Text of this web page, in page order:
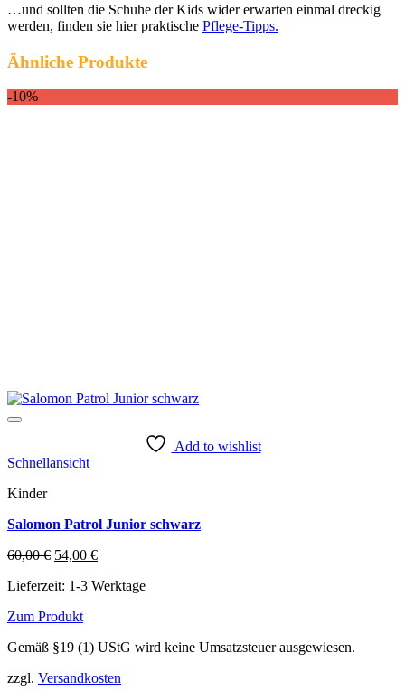
…und sollten die Schuhe der Kids wider erwarten einmal dreckig
werden, finden sie hier praktische Pflege-Tipps.
Ähnliche Produkte
-10%
Add to wishlist
Schnellansicht
Kinder
Salomon Patrol Junior schwarz
60,00€ Ursprünglicher
war:
54,00 €Aktueller
ist:
Lieferzeit: 1-3 Werktage
Zum Produkt
Produkt
mehrere
Gemäß §19 (1) UStG wird keine Umsatzsteuer ausgewiesen.
zzgl. Versandkosten